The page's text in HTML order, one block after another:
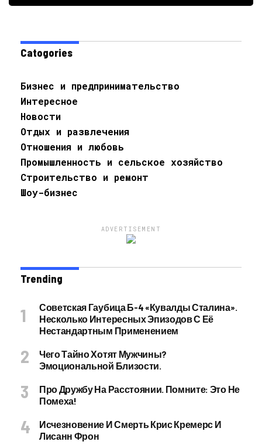
Catogories
Бизнес и предпринимательство
Интересное
Новости
Отдых и развлечения
Отношения и любовь
Промышленность и сельское хозяйство
Строительство и ремонт
Шоу-бизнес
ADVERTISEMENT
Trending
Советская Гаубица Б-4 «Кувалды Сталина».
Несколько Интересных Эпизодов С Её
Нестандартным Применением
Чего Тайно Хотят Мужчины?
Эмоциональной Близости.
Про Дружбу На Расстоянии. Помните: Это Не
Помеха!
Исчезновение И Смерть Крис Кремерс И
Лисанн Фрон